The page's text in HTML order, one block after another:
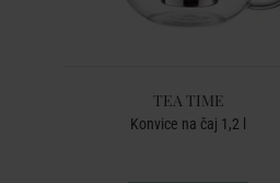
TEA TIME
Konvice na čaj 1,2 l